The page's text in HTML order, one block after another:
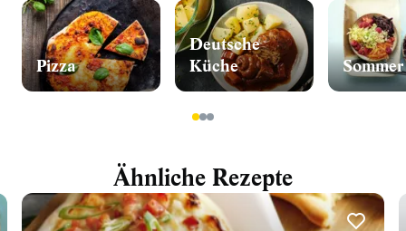
Pizza
Deutsche
Küche
Sommer
123
Ähnliche Rezepte